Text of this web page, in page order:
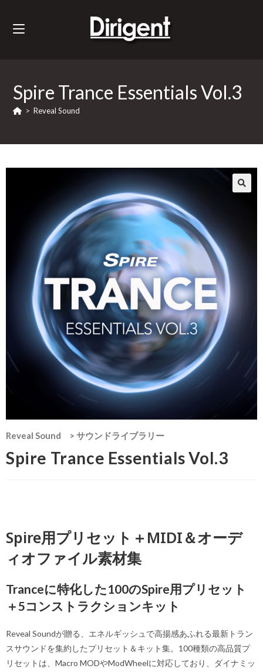
Spire Trance Essentials Vol.3
> Reveal Sound
Reveal Sound > サウンドライブラリー
Spire Trance Essentials Vol.3
Spire用プリセット＋MIDI＆オーデ
ィオファイル素材集
Tranceに特化した100のSpire用プリセット
＋5コンストラクションキット
Reveal Soundが贈る、エネルギッシュで高揚感あふれる最新トラン
スサウンドを集約したプリセット＆キット集。100種類の高品質プ
リセットは、Macro MODやModWheelに対応しており、ダイナミッ